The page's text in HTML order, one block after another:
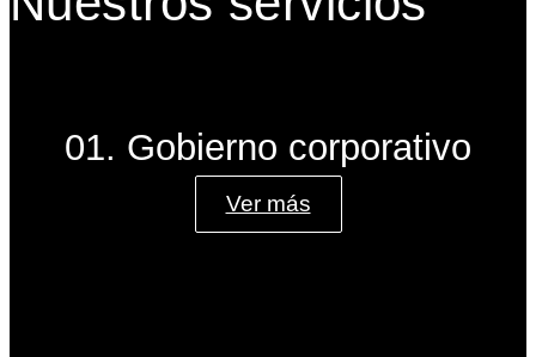
01. Gobierno corporativo
Ver más